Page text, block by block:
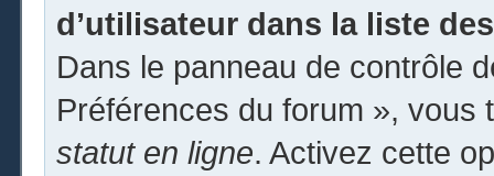
d’utilisateur dans la liste
Dans le panneau de contrôle
Préférences du forum », vous
statut en ligne. Activez cette